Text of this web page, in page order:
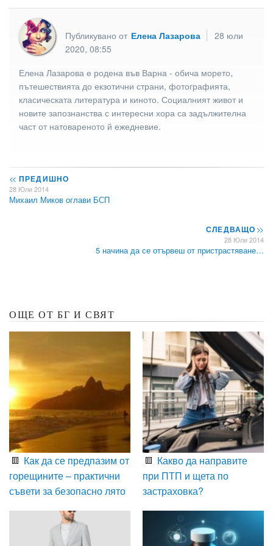
Публикувано от Елена Лазарова
28 юли
2020, 08:55
Елена Лазарова е родена във Варна - обича морето,
пътешествията до екзотични страни, фотографията,
класическата литература и киното. Социалният живот и
новите запознанства с интересни хора са задължителна
част от натовареното й ежедневие.
<< ПРЕДИШНО
28 Юли 2014
Михаил Миков оглави БСП
СЛЕДВАЩО>>
28 Юли 2014
5 начина да се отървеш от пристрастяване…
ОЩЕ ОТ БГ И СВЯТ
Как да се предпазим от
горещините – практични
съвети за безопасно лято
Какво да направите
при ПТП и щета по
застраховка?